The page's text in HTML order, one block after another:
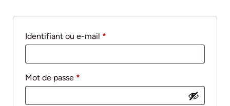
Identifiant ou e-mail *
Mot de passe *